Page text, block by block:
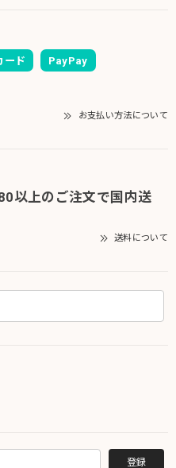
ード PayPay
お支払い方法について
以上のご注文で国内送
送料について
登録